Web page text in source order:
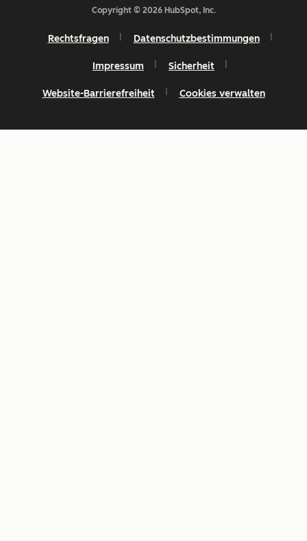
Copyright © 2026 HubSpot, Inc.
Rechtsfragen Datenschutzbestimmungen
Impressum Sicherheit
Website-Barrierefreiheit Cookies verwalten